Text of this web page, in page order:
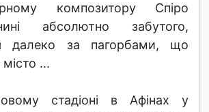
композитору Спіро
абсолютно забутого,
далеко за пагорбами, що
...
стадіоні в Афінах у